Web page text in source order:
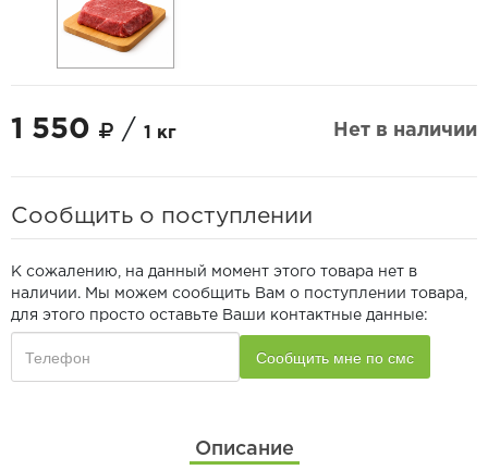
1 550 / 1 кг Нет в наличии
Сообщить о поступлении
К сожалению, на данный момент этого товара нет в
наличии. Мы можем сообщить Вам о поступлении товара,
для этого просто оставьте Ваши контактные данные:
Описание